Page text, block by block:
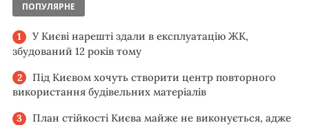
ПОПУЛЯРНЕ
У Києві нарешті здали в експлуатацію ЖК,
збудований 12 років тому
Під Києвом хочуть створити центр повторного
використання будівельних матеріалів
План стійкості Києва майже не виконується, адже